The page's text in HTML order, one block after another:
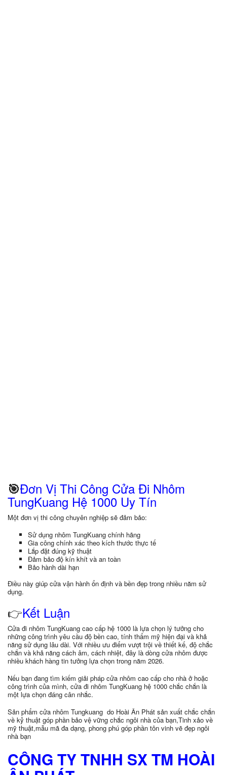
🎯Đơn Vị Thi Công Cửa Đi Nhôm
TungKuang Hệ 1000 Uy Tín
Một đơn vị thi công chuyên nghiệp sẽ đảm bảo:
Sử dụng nhôm TungKuang chính hãng
Gia công chính xác theo kích thước thực tế
Lắp đặt đúng kỹ thuật
Đảm bảo độ kín khít và an toàn
Bảo hành dài hạn
Điều này giúp cửa vận hành ổn định và bền đẹp trong nhiều năm sử
dụng.
👉Kết Luận
Cửa đi nhôm TungKuang cao cấp hệ 1000 là lựa chọn lý tưởng cho
những công trình yêu cầu độ bền cao, tính thẩm mỹ hiện đại và khả
năng sử dụng lâu dài. Với nhiều ưu điểm vượt trội về thiết kế, độ chắc
chắn và khả năng cách âm, cách nhiệt, đây là dòng cửa nhôm được
nhiều khách hàng tin tưởng lựa chọn trong năm 2026.
Nếu bạn đang tìm kiếm giải pháp cửa nhôm cao cấp cho nhà ở hoặc
công trình của mình, cửa đi nhôm TungKuang hệ 1000 chắc chắn là
một lựa chọn đáng cân nhắc.
Sản phẩm cửa nhôm Tungkuang do Hoài Ân Phát sản xuất chắc chắn
về kỷ thuật góp phần bảo vệ vững chắc ngôi nhà của bạn,Tinh xảo về
mỹ thuật,mẫu mã đa dạng, phong phú góp phần tôn vinh vẽ đẹp ngôi
nhà bạn
CÔNG TY TNHH SX TM HOÀI